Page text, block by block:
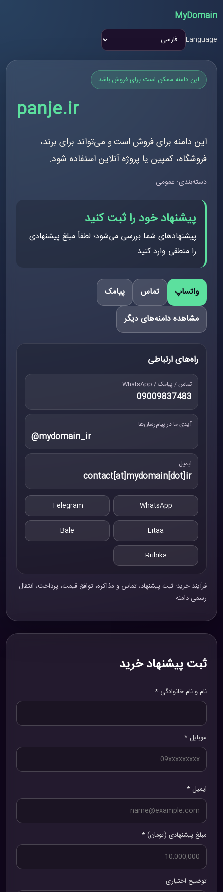
MyDomain
Language
این دامنه ممکن است برای فروش باشد
panje.ir
این دامنه برای فروش است و می‌تواند برای برند،
فروشگاه، کمپین یا پروژه آنلاین استفاده شود.
دسته‌بندی: عمومی
پیشنهاد خود را ثبت کنید
پیشنهادهای شما بررسی می‌شود؛ لطفاً مبلغ پیشنهادی
را منطقی وارد کنید
واتساپ تماس
پیامک
مشاهده دامنه‌های دیگر
راه‌های ارتباطی
تماس / پیامک / WhatsApp
09009837483
آیدی ما در پیام‌رسان‌ها
@mydomain_ir
ایمیل
contact[at]mydomain[dot]ir
WhatsApp
Telegram
Eitaa
Bale
Rubika
فرآیند خرید: ثبت پیشنهاد، تماس و مذاکره، توافق قیمت، پرداخت، انتقال
رسمی دامنه.
ثبت پیشنهاد خرید
نام و نام خانوادگی *
موبایل *
ایمیل *
مبلغ پیشنهادی (تومان) *
توضیح اختیاری